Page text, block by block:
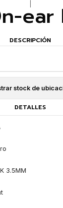
ear
DESCRIPCIÓN
stock de
DETALLES
3.5MM